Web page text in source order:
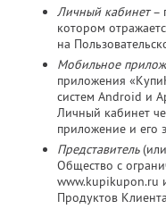
Личный кабинет–
котором
на
Мобильное
приложения
систем Android и
Личный кабинет
приложение и его
Представитель(или
Общество с
www.kupikupon.ru
Продуктов